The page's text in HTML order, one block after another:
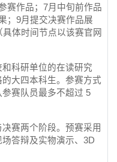
赛作品；7月中旬前作品
；9月提交决赛作品展
体时间节点以该赛官网
和科研单位的在读研究
大四本科生。参赛方式
赛队员最多不超过 5
赛两个阶段。预赛采用
答辩及实物演示、3D